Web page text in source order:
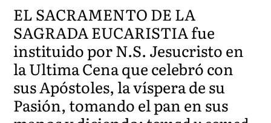
EL SACRAMENTO DE LA
SAGRADA EUCARISTIA fue
instituido por N.S. Jesucristo en
la Ultima Cena que celebró con
sus Apóstoles, la víspera de su
Pasión, tomando el pan en sus